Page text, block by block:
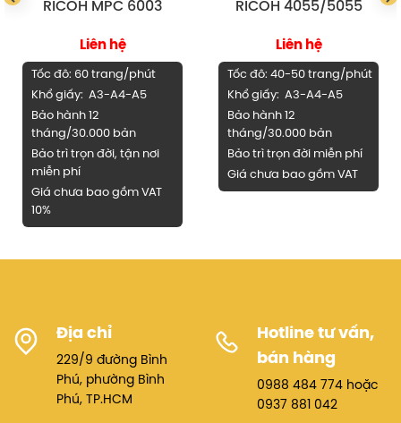
Ổ cứng mã hóa, xóa dữ liệu tạm sau in/scan.
Quản lý quyền người dùng, hạn chế truy cập
chức năng quan trọng, đáp ứng yêu cầu bảo
mật cao.
Giao diện cảm ứng trực quan
Khả năng mở rộng linh hoạt
Nhiều khay giấy, hỗ trợ giấy khổ lớn và banner.
Tùy chọn hoàn thiện tài liệu: gập, dập ghim,
RICOH MPC 6003
Liên hệ
Tốc đô: 60 trang/phút
Khổ giấy: A3-A4-A5
Bảo hành 12
tháng/30.000 bản
Bảo trì trọn đời, tận nơi
miễn phí
Giá chưa bao gồm VAT
10%
RICOH 4055/5055
Liên hệ
Tốc đô: 40-50 trang/phút
Khổ giấy: A3-A4-A5
Bảo hành 12
tháng/30.000 bản
Bảo trì trọn đời miễn phí
Giá chưa bao gồm VAT
Địa chỉ
229/9 đường Bình
Phú, phường Bình
Phú, TP.HCM
Hotline tư vấn,
bán hàng
0988 484 774 hoặc
0937 881 042